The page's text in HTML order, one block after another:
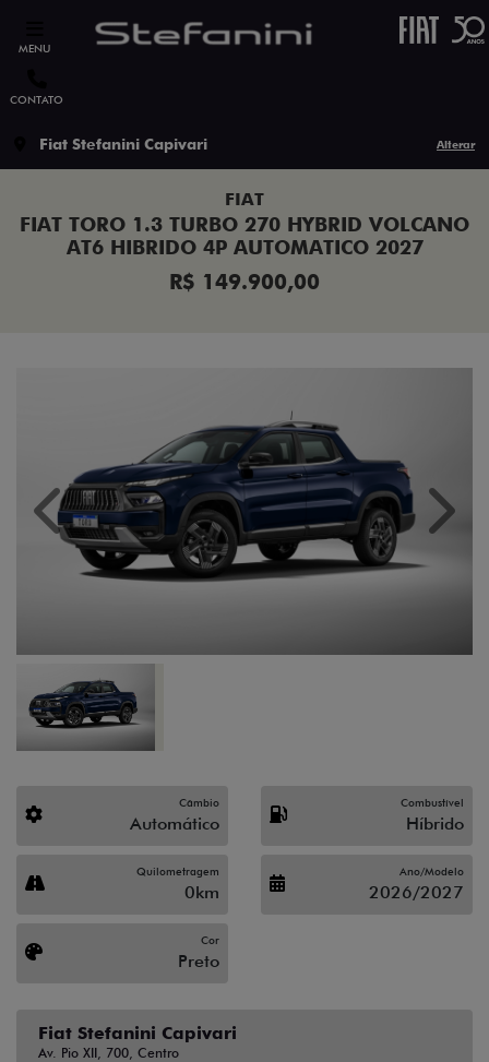
MENU
CONTATO
Fiat Stefanini Capivari Alterar
FIAT
FIAT TORO 1.3 TURBO 270 HYBRID VOLCANO
AT6 HIBRIDO 4P AUTOMATICO 2027
R$ 149.900,00
Previous Next
Câmbio
Automático
Combustível
Híbrido
Quilometragem
0km
Ano/Modelo
2026/2027
Cor
Preto
Fiat Stefanini Capivari
Av. Pio XII, 700, Centro